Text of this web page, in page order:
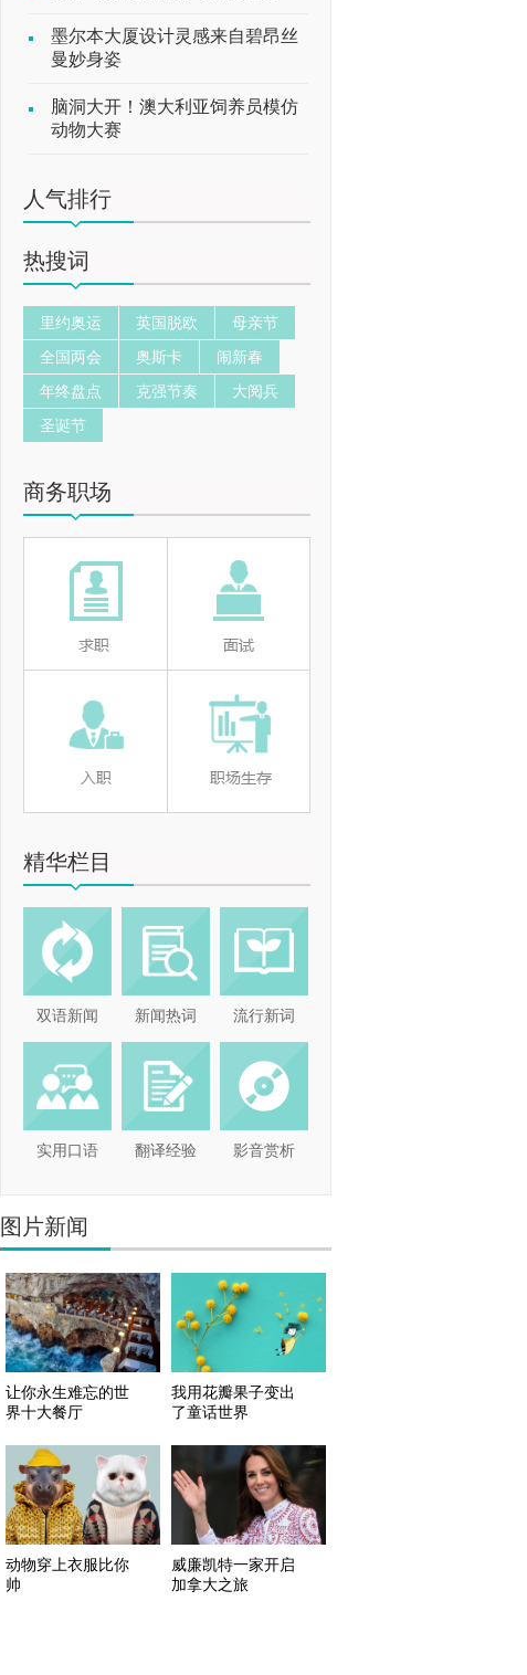
墨尔本大厦设计灵感来自碧昂丝
曼妙身姿
脑洞大开！澳大利亚饲养员模仿
动物大赛
人气排行
热搜词
里约奥运 英国脱欧
母亲节
全国两会
奥斯卡
闹新春
年终盘点
克强节奏
大阅兵
圣诞节
商务职场
精华栏目
双语新闻 新闻热词 流行新词
实用口语 翻译经验 影音赏析
图片新闻
让你永生难忘的世
界十大餐厅
我用花瓣果子变出
了童话世界
动物穿上衣服比你
帅
威廉凯特一家开启
加拿大之旅